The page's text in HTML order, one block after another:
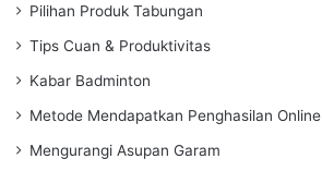
Pilihan Produk Tabungan
Tips Cuan & Produktivitas
Kabar Badminton
Metode Mendapatkan Penghasilan Online
Mengurangi Asupan Garam